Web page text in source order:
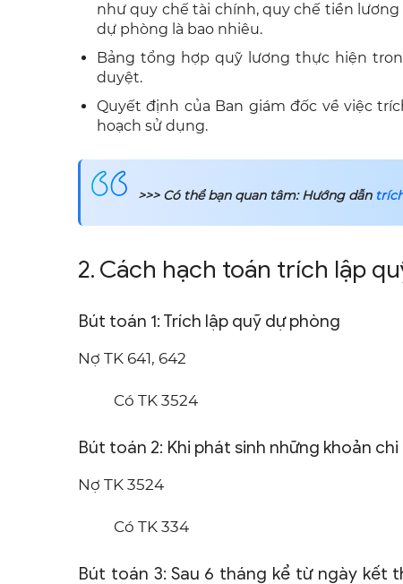
như quy chế tài chính, quy chế tiền
dự phòng là bao nhiêu.
Bảng tổng hợp quỹ lương thực hiện
duyệt.
Quyết định của Ban giám đốc về việc
hoạch sử dụng.
>>> Có thể bạn quan tâm: Hướng dẫn
2. Cách hạch toán trích lập
Bút toán 1: Trích lập quỹ dự phòng
Nợ TK 641, 642
Có TK 3524
Bút toán 2: Khi phát sinh những khoản
Nợ TK 3524
Có TK 334
Bút toán 3: Sau 6 tháng kể từ ngày kết